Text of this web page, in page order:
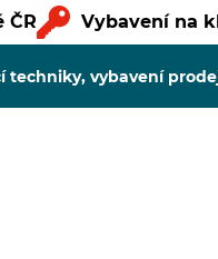
ČR Vybavení na
techniky, vybavení